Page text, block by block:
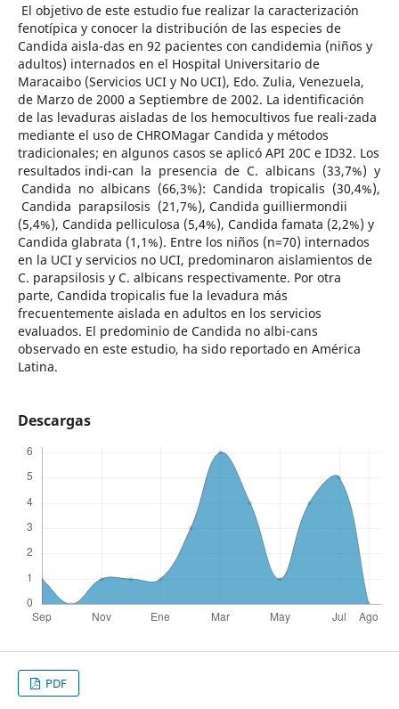
El objetivo de este estudio fue realizar la caracterización
fenotípica y conocer la distribución de las especies de
Candida aisla-das en 92 pacientes con candidemia (niños y
adultos) internados en el Hospital Universitario de
Maracaibo (Servicios UCI y No UCI), Edo. Zulia, Venezuela,
de Marzo de 2000 a Septiembre de 2002. La identificación
de las levaduras aisladas de los hemocultivos fue reali-zada
mediante el uso de CHROMagar Candida y métodos
tradicionales; en algunos casos se aplicó API 20C e ID32. Los
resultados indi-can la presencia de C. albicans (33,7%) y
Candida no albicans (66,3%): Candida tropicalis (30,4%),
Candida parapsilosis (21,7%), Candida guilliermondii
(5,4%), Candida pelliculosa (5,4%), Candida famata (2,2%) y
Candida glabrata (1,1%). Entre los niños (n=70) internados
en la UCI y servicios no UCI, predominaron aislamientos de
C. parapsilosis y C. albicans respectivamente. Por otra
parte, Candida tropicalis fue la levadura más
frecuentemente aislada en adultos en los servicios
evaluados. El predominio de Candida no albi-cans
observado en este estudio, ha sido reportado en América
Latina.
Descargas
PDF